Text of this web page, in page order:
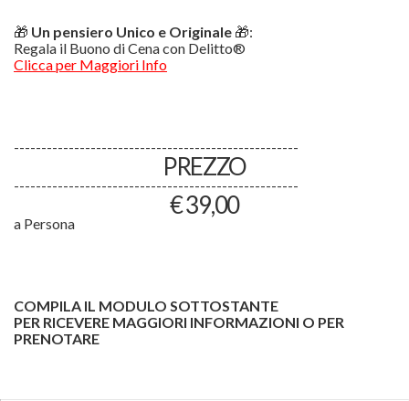
🎁 Un pensiero Unico e Originale 🎁:
Regala il Buono di Cena con Delitto®
Clicca per Maggiori Info
----------------------------------------------------
PREZZO
----------------------------------------------------
€ 39,00
a Persona
COMPILA IL MODULO SOTTOSTANTE
PER RICEVERE MAGGIORI INFORMAZIONI O PER
PRENOTARE